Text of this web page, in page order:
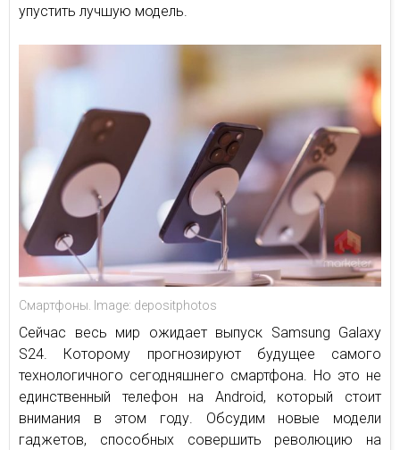
упустить лучшую модель.
Смартфоны. Image: depositphotos
Сейчас весь мир ожидает выпуск Samsung Galaxy
S24. Которому прогнозируют будущее самого
технологичного сегодняшнего смартфона. Но это не
единственный телефон на Android, который стоит
внимания в этом году. Обсудим новые модели
гаджетов, способных совершить революцию на